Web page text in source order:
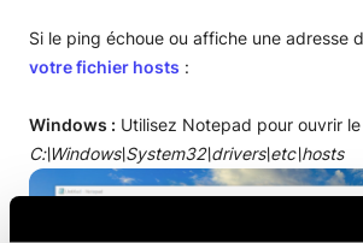
Si le ping échoue ou affiche une adresse
votrefichier hosts :
Windows : Utilisez Notepad pour ouvrir
C:\Windows\System32\drivers\etc\hosts